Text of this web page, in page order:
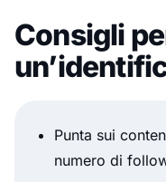
Consigli
Punta sui
numero di